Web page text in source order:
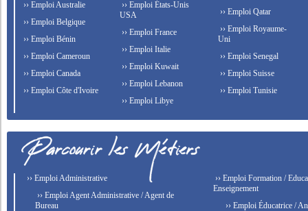
›› Emploi Australie
›› Emploi Belgique
›› Emploi Bénin
›› Emploi Cameroun
›› Emploi Canada
›› Emploi Côte d'Ivoire
›› Emploi États-Unis
USA
›› Emploi France
›› Emploi Italie
›› Emploi Kuwait
›› Emploi Lebanon
›› Emploi Libye
›› Emploi Qatar
›› Emploi Royaume-
Uni
›› Emploi Senegal
›› Emploi Suisse
›› Emploi Tunisie
›› Emploi Administrative
›› Emploi Agent Administrative / Agent de
Bureau
›› Emploi Formation /
Enseignement
›› Emploi Éducatrice /